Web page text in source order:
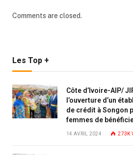
Comments are closed.
Les Top +
Côte d’Ivoire-AIP/
l’ouverture d’un
de crédit à Songon
femmes de
14 AVRIL 2024 273K